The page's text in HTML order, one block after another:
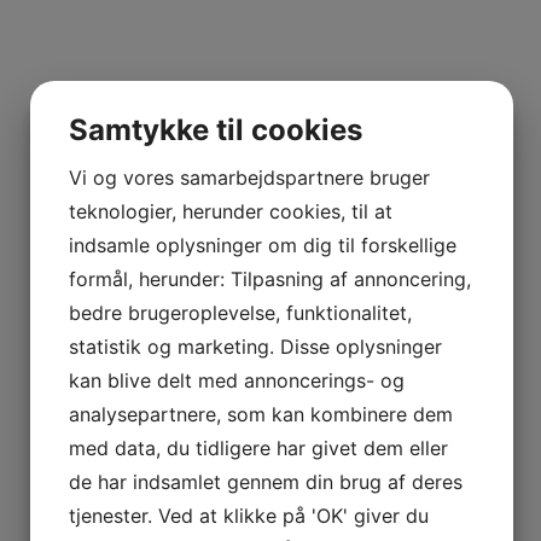
Hvis du vil vide mere...
Samtykke til cookies
Vi og vores samarbejdspartnere bruger
teknologier, herunder cookies, til at
indsamle oplysninger om dig til forskellige
formål, herunder: Tilpasning af annoncering,
bedre brugeroplevelse, funktionalitet,
statistik og marketing. Disse oplysninger
kan blive delt med annoncerings- og
analysepartnere, som kan kombinere dem
med data, du tidligere har givet dem eller
de har indsamlet gennem din brug af deres
tjenester. Ved at klikke på 'OK' giver du